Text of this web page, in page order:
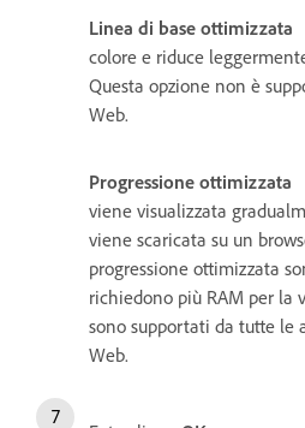
Linea di base ottimizzata
colore e riduce
Questa opzione non è
Web.
Progressione ottimizzata
viene visualizzata
viene scaricata su un
progressione ottimizzata
richiedono più RAM per la
sono supportati da tutte le
Web.